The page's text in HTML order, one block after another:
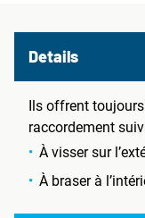
Details
Ils offrent
raccordement
À visser sur
À braser à